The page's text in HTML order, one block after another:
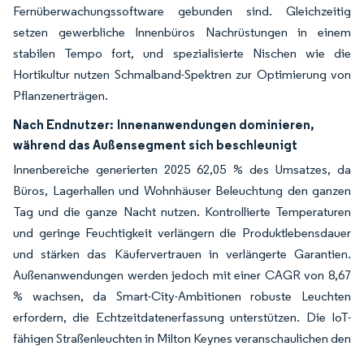
Fernüberwachungssoftware gebunden sind. Gleichzeitig
setzen gewerbliche Innenbüros Nachrüstungen in einem
stabilen Tempo fort, und spezialisierte Nischen wie die
Hortikultur nutzen Schmalband-Spektren zur Optimierung von
Pflanzenerträgen.
Nach Endnutzer: Innenanwendungen dominieren,
während das Außensegment sich beschleunigt
Innenbereiche generierten 2025 62,05 % des Umsatzes, da
Büros, Lagerhallen und Wohnhäuser Beleuchtung den ganzen
Tag und die ganze Nacht nutzen. Kontrollierte Temperaturen
und geringe Feuchtigkeit verlängern die Produktlebensdauer
und stärken das Käufervertrauen in verlängerte Garantien.
Außenanwendungen werden jedoch mit einer CAGR von 8,67
% wachsen, da Smart-City-Ambitionen robuste Leuchten
erfordern, die Echtzeitdatenerfassung unterstützen. Die IoT-
fähigen Straßenleuchten in Milton Keynes veranschaulichen den